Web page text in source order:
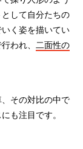
して自分たちの
く姿を描いてい
われ、
二面性の
その対比の中で
も注目です。